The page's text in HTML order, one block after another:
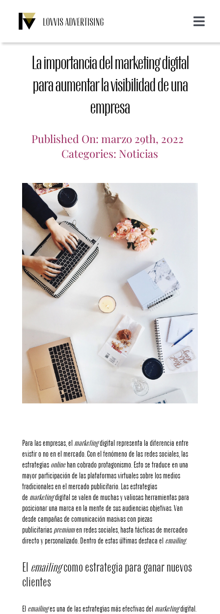
contenido
Toggle
Servicios
Display
SMS
Clientes
Blog
Login
CONTACTO
Español
La importancia del marketing digital
para aumentar la visibilidad de una
empresa
Published On: marzo 29th, 2022
Categories: Noticias
Para las empresas, el marketingdigital representa la diferencia entre
existir o no en el mercado. Con el fenómeno de las redes sociales, las
estrategias online han cobrado protagonismo. Esto se traduce en una
mayor participación de las plataformas virtuales sobre los medios
tradicionales en el mercado publicitario. Las estrategias
de marketingdigital se valen de muchas y valiosas herramientas para
posicionar una marca en la mente de sus audiencias objetivas. Van
desde campañas de comunicación masivas con piezas
publicitarias premiumen redes sociales, hasta tácticas de mercadeo
directo y personalizado. Dentro de estas últimas destaca el emailing.
El emailingcomo estrategia para ganar nuevos
clientes
El emailinges una de las estrategias más efectivas del marketingdigital.